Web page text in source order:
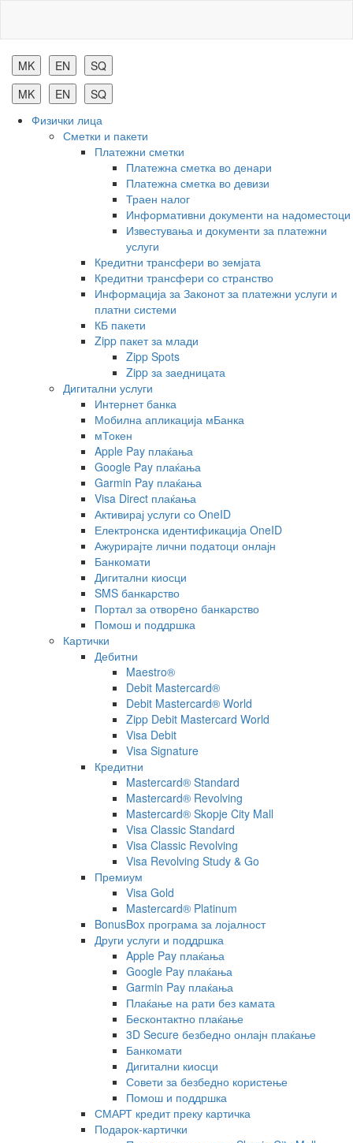
Физички лица
Сметки и пакети
Платежни сметки
Платежна сметка во денари
Платежна сметка во девизи
Траен налог
Информативни документи на надоместоци
Известувања и документи за платежни
услуги
Кредитни трансфери во земјата
Кредитни трансфери со странство
Информација за Законот за платежни услуги и
платни системи
КБ пакети
Zipp пакет за млади
Zipp Spots
Zipp за заедницата
Дигитални услуги
Интернет банка
Мобилна апликација мБанка
мТокен
Apple Pay плаќања
Google Pay плаќања
Garmin Pay плаќања
Visa Direct плаќања
Активирај услуги со OneID
Електронска идентификација OneID
Ажурирајте лични податоци онлајн
Банкомати
Дигитални киосци
SMS банкарство
Портал за отворeно банкарство
Помош и поддршка
Картички
Дебитни
Maestro®
Debit Mastercard®
Debit Mastercard® World
Zipp Debit Mastercard World
Visa Debit
Visa Signature
Кредитни
Mastercard® Standard
Mastercard® Revolving
Mastercard® Skopje City Mall
Visa Classic Standard
Visa Classic Revolving
Visa Revolving Study & Go
Премиум
Visa Gold
Mastercard® Platinum
BonusBox програма за лојалност
Други услуги и поддршка
Apple Pay плаќања
Google Pay плаќања
Garmin Pay плаќања
Плаќање на рати без камата
Бесконтактно плаќање
3D Secure безбедно онлајн плаќање
Банкомати
Дигитални киосци
Совети за безбедно користење
Помош и поддршка
СМАРТ кредит преку картичка
Подарок-картички